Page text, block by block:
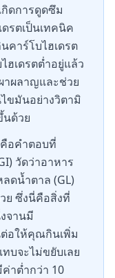
ดการดูดซึม
รตเป็นเทคนิค
คาร์โบไฮเดรต
ฮเดรตต่ำอยู่แล้ว
าผลาญและช่วย
ขมันอย่างวิตามิ
นด้วย
คือคำตอบที่
วัดว่าอาหาร
ดน้ำตาล (GL)
ย ซึ่งนี่คือสิ่งที่
จานมี
ต่อให้คุณกินเพิ่ม
บจะไม่ขยับเลย
าต่ำกว่า 10